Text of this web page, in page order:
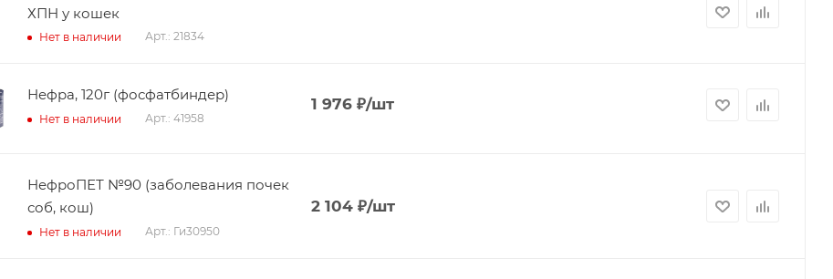
ХПН у кошек
Нет в наличии Арт.: 21834
Нефра, 120г (фосфатбиндер)
Нет в наличии Арт.: 41958
1 976₽/шт
НефроПЕТ №90 (заболевания почек
соб, кош)
Нет в наличии Арт.: Ги30950
2 104₽/шт